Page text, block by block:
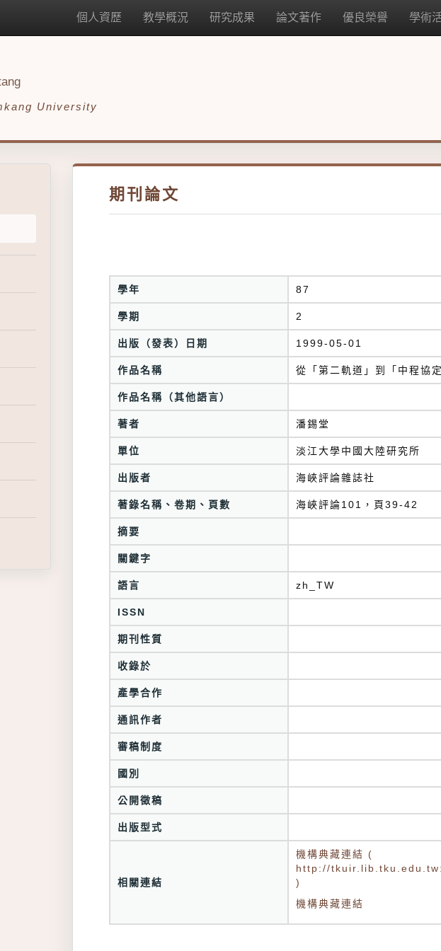
個人資歷 教學概況 研究成果 論文著作 優良榮譽 學術
University
期刊論文
學年 87
學期 2
出版（發表）日期 1999-05-01
作品名稱 從「第二軌道」到「中程協
作品名稱（其他語言）
著者 潘錫堂
單位 淡江大學中國大陸研究所
出版者 海峽評論雜誌社
著錄名稱、卷期、頁數 海峽評論101，頁39-42
摘要
關鍵字
語言 zh_TW
ISSN
期刊性質
收錄於
產學合作
通訊作者
審稿制度
國別
公開徵稿
出版型式
相關連結
機構典藏連結 (
http://
)
機構典藏連結